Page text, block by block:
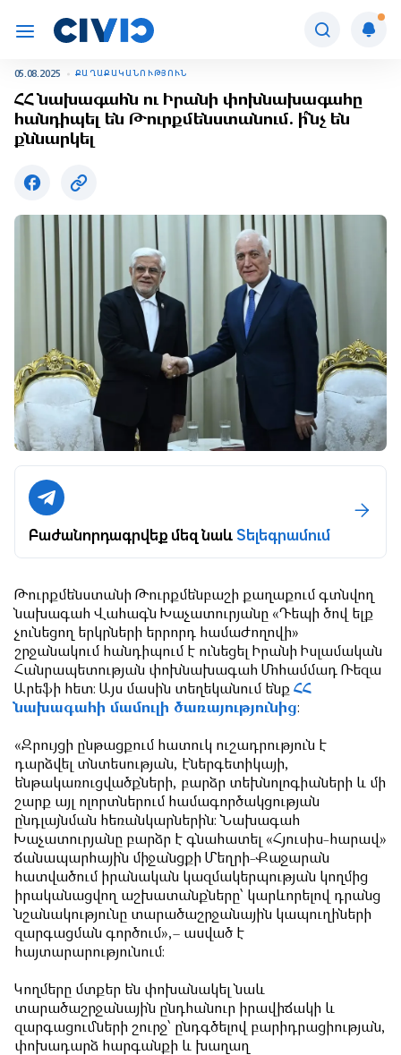
05.08.2025 ՔԱՂԱՔԱԿԱՆՈՒԹՅՈՒՆ
ՀՀ նախագահն ու Իրանի փոխնախագահը
հանդիպել են Թուրքմենստանում. ի՞նչ են
քննարկել
Բաժանորդագրվեք մեզ նաևՏելեգրամում
Թուրքմենստանի Թուրքմենբաշի քաղաքում գտնվող
նախագահ Վահագն Խաչատուրյանը «Դեպի ծով ելք
չունեցող երկրների երրորդ համաժողովի»
շրջանակում հանդիպում է ունեցել Իրանի Իսլամական
Հանրապետության փոխնախագահ Մոհամմադ Ռեզա
Արեֆի հետ։ Այս մասին տեղեկանում ենք ՀՀ
նախագահի մամուլի ծառայությունից։
«Զրույցի ընթացքում հատուկ ուշադրություն է
դարձվել տնտեսության, էներգետիկայի,
ենթակառուցվածքների, բարձր տեխնոլոգիաների և մի
շարք այլ ոլորտներում համագործակցության
ընդլայնման հեռանկարներին։ Նախագահ
Խաչատուրյանը բարձր է գնահատել «Հյուսիս-հարավ»
ճանապարհային միջանցքի Մեղրի-Քաջարան
հատվածում իրանական կազմակերպության կողմից
իրականացվող աշխատանքները՝ կարևորելով դրանց
նշանակությունը տարածաշրջանային կապուղիների
զարգացման գործում»,– ասված է
հայտարարությունում։
Կողմերը մտքեր են փոխանակել նաև
տարածաշրջանային ընդհանուր իրավիճակի և
զարգացումների շուրջ՝ ընդգծելով բարիդրացիության,
փոխադարձ հարգանքի և խաղաղ